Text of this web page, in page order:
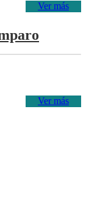
Ver más
Ver más